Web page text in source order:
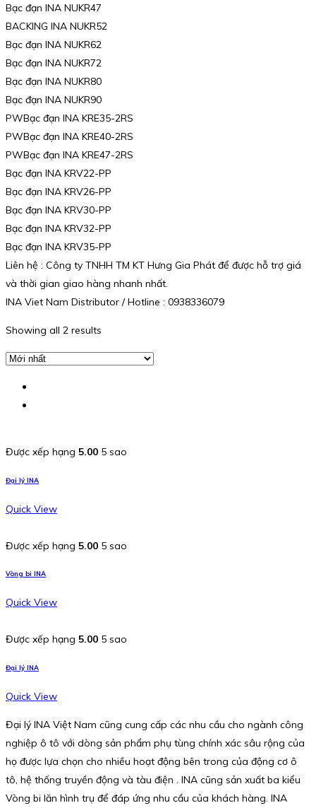
Bạc đạn INA NUKR47
BACKING INA NUKR52
Bạc đạn INA NUKR62
Bạc đạn INA NUKR72
Bạc đạn INA NUKR80
Bạc đạn INA NUKR90
PWBạc đạn INA KRE35-2RS
PWBạc đạn INA KRE40-2RS
PWBạc đạn INA KRE47-2RS
Bạc đạn INA KRV22-PP
Bạc đạn INA KRV26-PP
Bạc đạn INA KRV30-PP
Bạc đạn INA KRV32-PP
Bạc đạn INA KRV35-PP
Liên hệ : Công ty TNHH TM KT Hưng Gia Phát để được hỗ trợ giá
và thời gian giao hàng nhanh nhất.
INA Viet Nam Distributor / Hotline : 0938336079
Showing all 2 results
Được xếp hạng 5.00 5 sao
Đại lý INA
Quick View
Được xếp hạng 5.00 5 sao
Vòng bi INA
Quick View
Được xếp hạng 5.00 5 sao
Đại lý INA
Quick View
Đại lý INA Việt Nam cũng cung cấp các nhu cầu cho ngành công
nghiệp ô tô với dòng sản phẩm phụ tùng chính xác sâu rộng của
họ được lựa chọn cho nhiều hoạt động bên trong của động cơ ô
tô, hệ thống truyền động và tàu điện . INA cũng sản xuất ba kiểu
Vòng bi lăn hình trụ để đáp ứng nhu cầu của khách hàng. INA